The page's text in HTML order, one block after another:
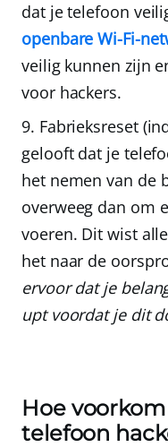
dat je telefoon
openbare Wi-Fi-
veilig kunnen zijn
voor hackers.
Fabrieksreset
gelooft dat je
het nemen van de
overweeg dan om
voeren. Dit wist
het naar de
ervoor dat je
upt voordat je dit
Hoe
telefoon